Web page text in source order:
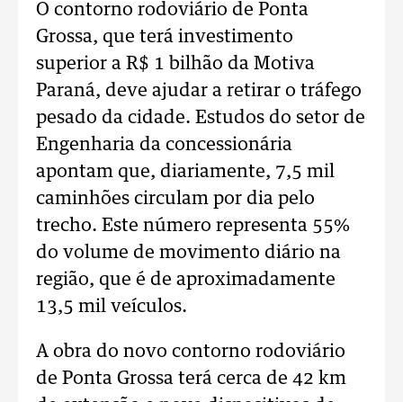
O contorno rodoviário de Ponta
Grossa, que terá investimento
superior a R$ 1 bilhão da Motiva
Paraná, deve ajudar a retirar o tráfego
pesado da cidade. Estudos do setor de
Engenharia da concessionária
apontam que, diariamente, 7,5 mil
caminhões circulam por dia pelo
trecho. Este número representa 55%
do volume de movimento diário na
região, que é de aproximadamente
13,5 mil veículos.
A obra do novo contorno rodoviário
de Ponta Grossa terá cerca de 42 km